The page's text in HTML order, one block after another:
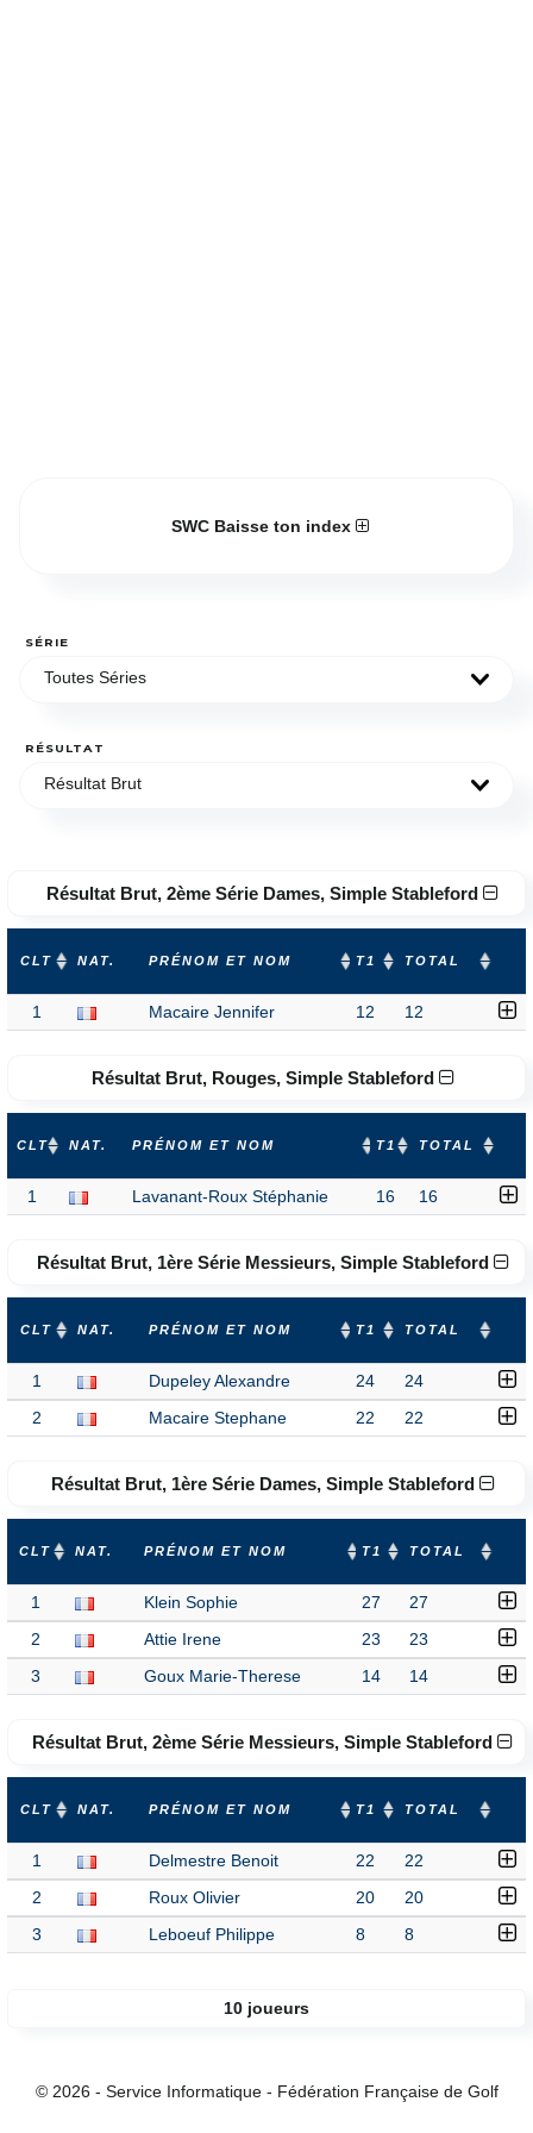
SWC Baisse ton index
SÉRIE
Toutes Séries
RÉSULTAT
Résultat Brut
Résultat Brut, 2ème Série Dames, Simple Stableford
CLT NAT. PRÉNOM ET NOM T1 TOTAL
1 Macaire Jennifer 12 12
Résultat Brut, Rouges, Simple Stableford
CLT NAT. PRÉNOM ET NOM T1 TOTAL
1 Lavanant-Roux Stéphanie 16 16
Résultat Brut, 1ère Série Messieurs, Simple Stableford
CLT NAT. PRÉNOM ET NOM T1 TOTAL
1 Dupeley Alexandre 24 24
2 Macaire Stephane 22 22
Résultat Brut, 1ère Série Dames, Simple Stableford
CLT NAT. PRÉNOM ET NOM T1 TOTAL
1 Klein Sophie 27 27
2 Attie Irene 23 23
3 Goux Marie-Therese 14 14
Résultat Brut, 2ème Série Messieurs, Simple Stableford
CLT NAT. PRÉNOM ET NOM T1 TOTAL
1 Delmestre Benoit 22 22
2 Roux Olivier 20 20
3 Leboeuf Philippe 8 8
10 joueurs
© 2026 - Service Informatique - Fédération Française de Golf